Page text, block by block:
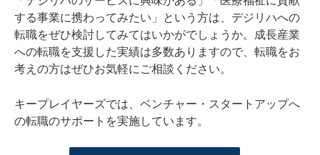
する事業に携わってみたい」という方は、デジリハへの
転職をぜひ検討してみてはいかがでしょうか。成長産業
への転職を支援した実績は多数ありますので、転職をお
考えの方はぜひお気軽にご相談ください。
キープレイヤーズでは、ベンチャー・スタートアップへ
の転職のサポートを実施しています。